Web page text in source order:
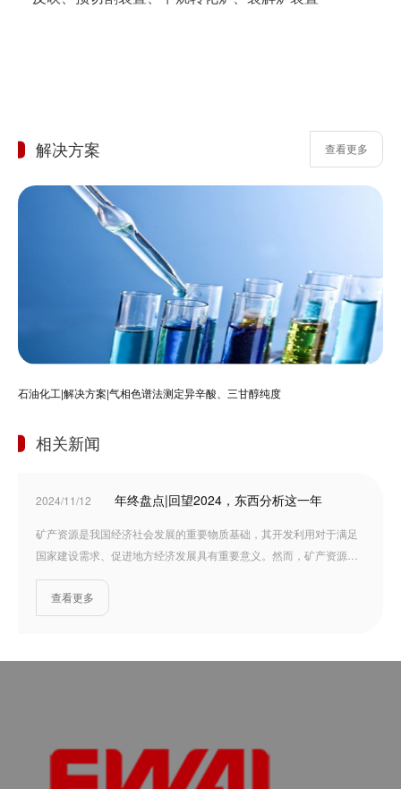
解决方案 查看更多
石油化工|解决方案|气相色谱法测定异辛酸、三甘醇纯度
相关新闻
2024/11/12 年终盘点|回望2024，东西分析这一年
矿产资源是我国经济社会发展的重要物质基础，其开发利用对于满足
国家建设需求、促进地方经济发展具有重要意义。然而，矿产资源的
开发利用必须建立在科学合理的基础上，这就需要对矿产样品进行成
分分析。
查看更多